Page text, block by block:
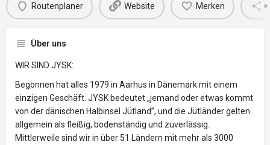
Routenplaner Website Merken
Über uns
WIR SIND JYSK:
Begonnen hat alles 1979 in Aarhus in Dänemark mit einem
einzigen Geschäft. JYSK bedeutet „jemand oder etwas kommt
von der dänischen Halbinsel Jütland”, und die Jütländer gelten
allgemein als fleißig, bodenständig und zuverlässig.
Mittlerweile sind wir in über 51 Ländern mit mehr als 3000